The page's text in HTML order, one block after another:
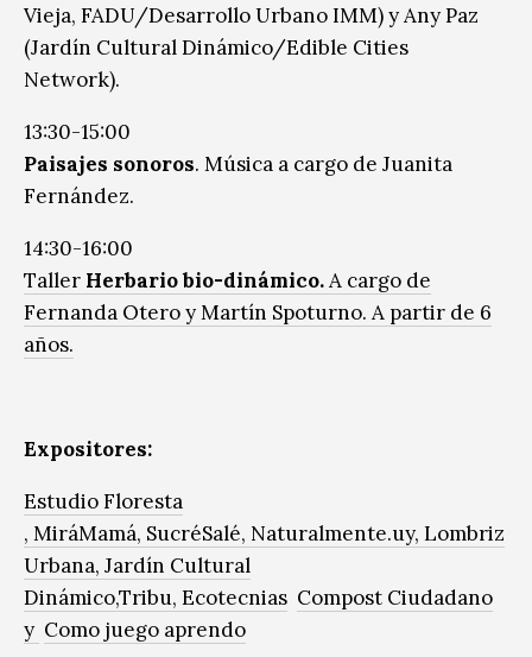
Vieja, FADU/Desarrollo Urbano IMM) y Any Paz
(Jardín Cultural Dinámico/Edible Cities
Network).
13:30-15:00
Paisajes sonoros. Música a cargo de Juanita
Fernández.
14:30-16:00
Taller Herbario bio-dinámico.A cargo de
Fernanda Otero y Martín Spoturno. A partir de 6
años.
Expositores:
Estudio Floresta
, MiráMamá, SucréSalé, Naturalmente.uy, Lombriz
Urbana, Jardín Cultural
Dinámico,Tribu, Ecotecnias Compost Ciudadano
y Como juego aprendo